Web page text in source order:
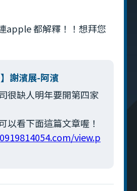
apple 都解釋！！想拜您
】謝濱展-阿濱
很缺人明年要開第四家
以看下面這篇文章喔！
view.p